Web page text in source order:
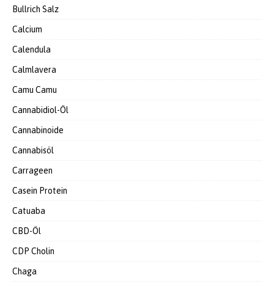
Bullrich Salz
Calcium
Calendula
Calmlavera
Camu Camu
Cannabidiol-Öl
Cannabinoide
Cannabisöl
Carrageen
Casein Protein
Catuaba
CBD-Öl
CDP Cholin
Chaga